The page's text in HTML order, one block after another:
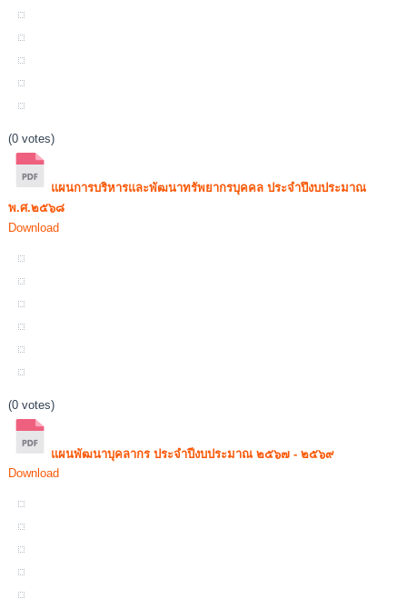
(0 votes)
แผนการบริหารและพัฒนาทรัพยากรบุคคล ประจำปึงบประมาณ
พ.ศ.๒๕๖๘
Download
(0 votes)
แผนพัฒนาบุคลากร ประจำปีงบประมาณ ๒๕๖๗ - ๒๕๖๙
Download